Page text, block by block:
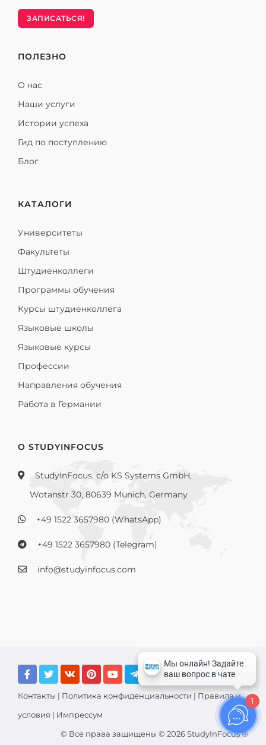
ЗАПИСАТЬСЯ!
ПОЛЕЗНО
О нас
Наши услуги
Истории успеха
Гид по поступлению
Блог
КАТАЛОГИ
Университеты
Факультеты
Штудиенколлеги
Программы обучения
Курсы штудиенколлега
Языковые школы
Языковые курсы
Профессии
Направления обучения
Работа в Германии
О STUDYINFOCUS
StudyInFocus, c/o KS Systems GmbH,
Wotanstr 30, 80639 Munich, Germany
+49 1522 3657980 (WhatsApp)
+49 1522 3657980 (Telegram)
info@studyinfocus.com
Контакты | Политика конфиденциальности | Правила и
условия | Импрессум
© Все права защищены © 2026 StudyInFocus ®
1